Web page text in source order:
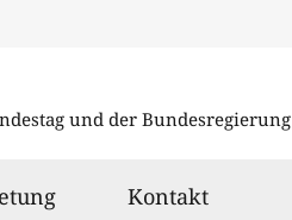
und der Bundesregierung
ausgewählt
Kontakt